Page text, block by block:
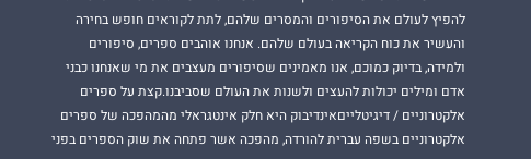
להפיץ לעולם את הסיפורים והמסרים שלהם, לתת לקוראים חופש בחירה
והעשיר את כוח הקריאה בעולם שלהם. אנחנו אוהבים ספרים, סיפורים
ולמידה, בדיוק כמוכם, אנו מאמינים שסיפורים מעצבים את מי שאנחנו כבני
אדם ומילים יכולות להעצים ולשנות את העולם שסביבנו.קצת על ספרים
אלקטרוניים / דיגיטלייםאינדיבוק היא חלק אינטגראלי מהמהפכה של ספרים
אלקטרוניים בשפה עברית להורדה, מהפכה אשר פתחה את שוק הספרים בפני